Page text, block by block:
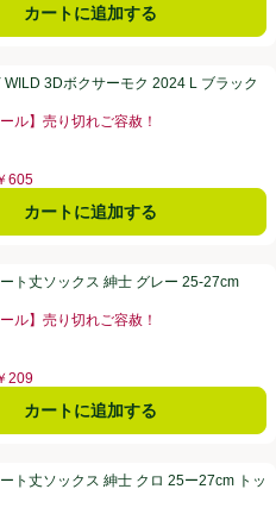
カートに追加する
2024 L ブラックモク
WILD 3Dボクサーモク 2024 L ブラック
ル】売り切れご容赦！
605
カートに追加する
レー 25-27cm トップバリュ
ト丈ソックス 紳士 グレー 25-27cm
ル】売り切れご容赦！
209
カートに追加する
ロ 25ー27cm トップバリュ
ト丈ソックス 紳士 クロ 25ー27cm トッ